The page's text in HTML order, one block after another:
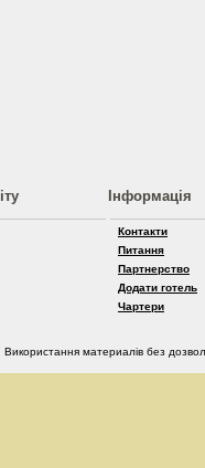
Інформація
Контакти
Питання
Партнерство
Додати готель
Чартери
материалів без